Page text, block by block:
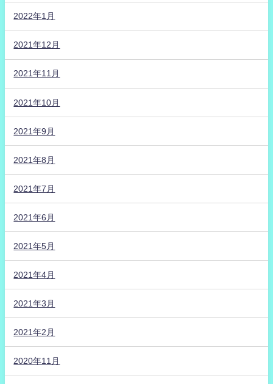
2022年1月
2021年12月
2021年11月
2021年10月
2021年9月
2021年8月
2021年7月
2021年6月
2021年5月
2021年4月
2021年3月
2021年2月
2020年11月